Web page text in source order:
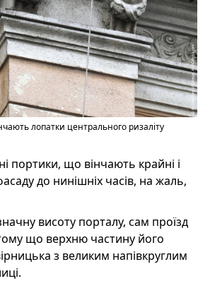
лопатки центрального ризаліту
портики, що вінчають крайні і
до нинішніх часів, на жаль,
висоту порталу, сам проїзд
що верхню частину його
з великим напівкруглим